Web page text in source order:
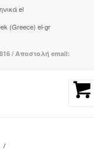
el
(Greece) el-gr
/ Αποστολή email:
/